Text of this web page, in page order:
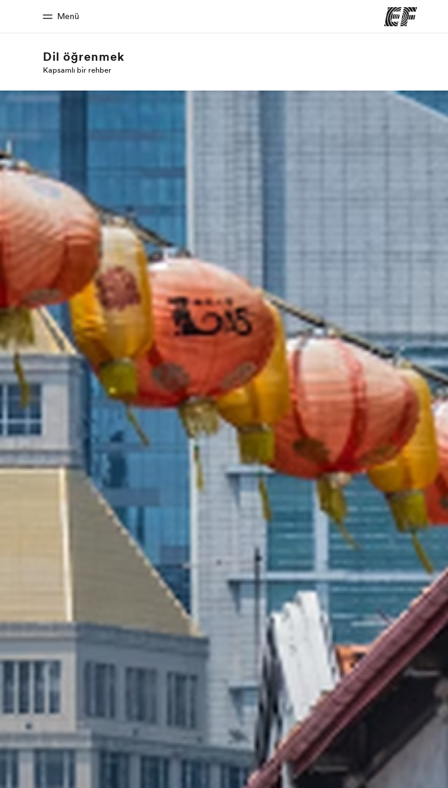
Menü
Ana Sayfa
EF'e hoş geldiniz
Tüm programlarımıza göz
Size yakın bir EF ofisi bulun
Dil öğrenmek
Kapsamlı bir rehber